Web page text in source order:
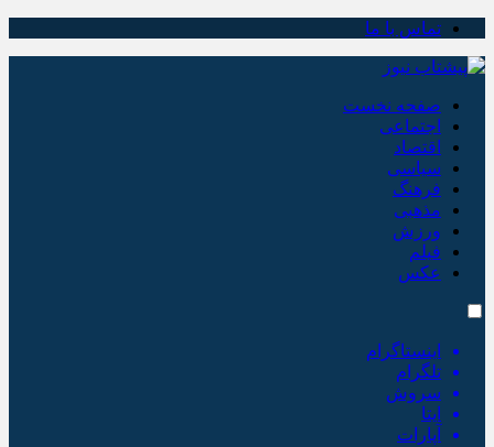
تماس با ما
صفحه نخست
اجتماعی
اقتصاد
سیاسی
فرهنگ
مذهبی
ورزش
فیلم
عکس
اینستاگرام
تلگرام
سروش
ایتا
آپارات